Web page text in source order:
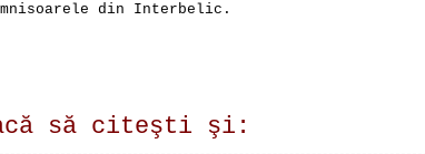
din Interbelic.
să citeşti şi: